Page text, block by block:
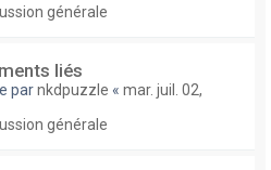
générale
liés
parnkdpuzzle « mar. juil. 02,
générale